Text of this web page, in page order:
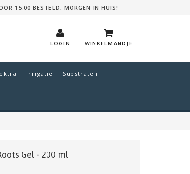
15:00 BESTELD, MORGEN IN HUIS!
WINKELMANDJE
LOGIN
Irrigatie Substraten
Gel - 200 ml